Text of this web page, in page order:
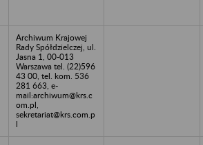
Archiwum Krajowej
Rady Spółdzielczej, ul.
Jasna 1, 00-013
Warszawa tel. (22)596
43 00, tel. kom. 536
281 663, e-
mail:archiwum@krs.c
om.pl,
sekretariat@krs.com.p
l